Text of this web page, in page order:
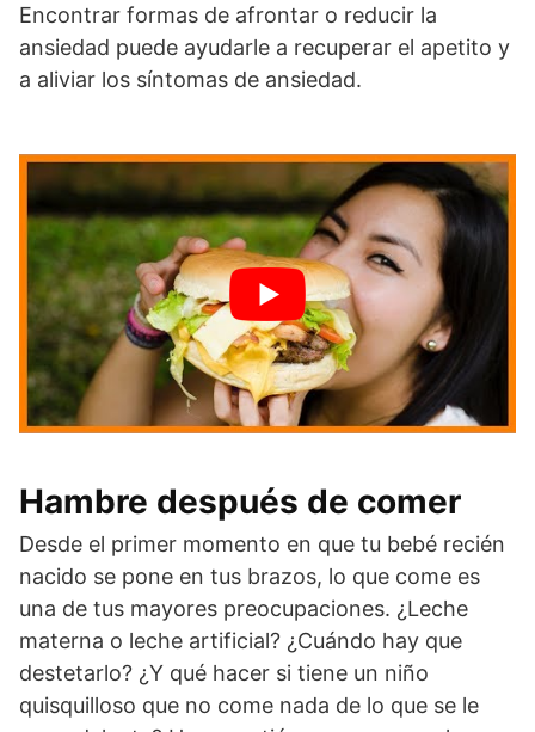
Encontrar formas de afrontar o reducir la
ansiedad puede ayudarle a recuperar el apetito y
a aliviar los síntomas de ansiedad.
Hambre después de comer
Desde el primer momento en que tu bebé recién
nacido se pone en tus brazos, lo que come es
una de tus mayores preocupaciones. ¿Leche
materna o leche artificial? ¿Cuándo hay que
destetarlo? ¿Y qué hacer si tiene un niño
quisquilloso que no come nada de lo que se le